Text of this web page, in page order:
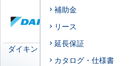
ダイキン
日本キヤリア
(旧:東芝キヤリア)
補助金
リース
延長保証
カタログ・仕様書